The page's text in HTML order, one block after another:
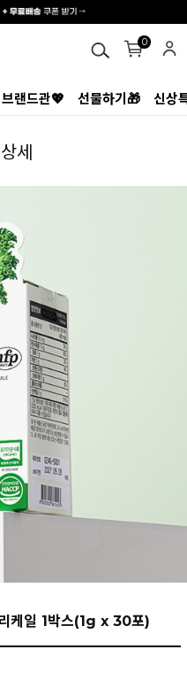
0
브랜드관💖 선물하기🎁 신상
세
케일 1박스(1g x 30포)